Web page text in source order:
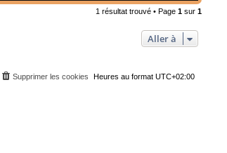
1 résultat trouvé • Page1 sur1
Aller à
Heures au formatUTC+02:00
Supprimer les cookies